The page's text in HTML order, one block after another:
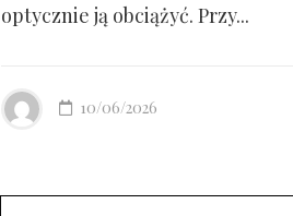
optycznie ją obciążyć. Przy...
10/06/2026